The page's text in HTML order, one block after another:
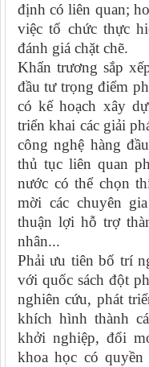
định có liên quan;
việc tổ chức thực
đánh giá chặt chẽ.
Khẩn trương sắp
đầu tư trọng điểm
có kế hoạch xây
triển khai các giải
công nghệ hàng
thủ tục liên quan
nước có thể chọn
mời các chuyên
thuận lợi hỗ trợ
nhân...
Phải ưu tiên bố trí
với quốc sách đột
nghiên cứu, phát
khích hình thành
khởi nghiệp, đổi
khoa học có